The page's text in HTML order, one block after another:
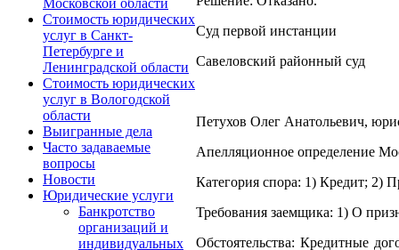
Московской области
Стоимость юридических
услуг в Санкт-
Петербурге и
Ленинградской области
Стоимость юридических
услуг в Вологодской
области
Выигранные дела
Часто задаваемые
вопросы
Новости
Юридические услуги
Банкротство
организаций и
индивидуальных
Суд первой инстанции
Савеловский районный суд
Петухов Олег Анатольевич,
Апелляционное определение
Категория спора: 1) Кредит; 2)
Требования заемщика: 1) О
Обстоятельства: Кредитные